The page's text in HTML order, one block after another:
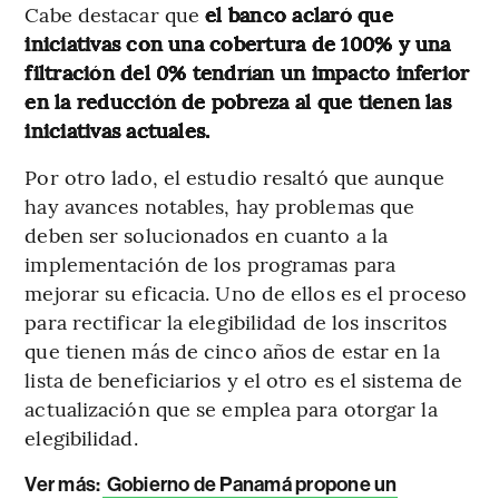
Cabe destacar queel banco aclaró que
iniciativas con una cobertura de 100% y una
filtración del 0% tendrían un impacto inferior
en la reducción de pobreza al que tienen las
iniciativas actuales.
Por otro lado, el estudio resaltó que aunque
hay avances notables, hay problemas que
deben ser solucionados en cuanto a la
implementación de los programas para
mejorar su eficacia. Uno de ellos es el proceso
para rectificar la elegibilidad de los inscritos
que tienen más de cinco años de estar en la
lista de beneficiarios y el otro es el sistema de
actualización que se emplea para otorgar la
elegibilidad.
Ver más: Gobierno de Panamá propone un